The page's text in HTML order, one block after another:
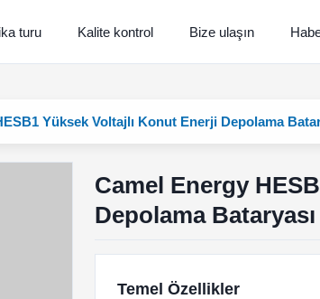
turu Kalite kontrol Bize ulaşın
Yüksek Voltajlı Konut Enerji Depolama
Camel Energy
Depolama
Temel Özellikler